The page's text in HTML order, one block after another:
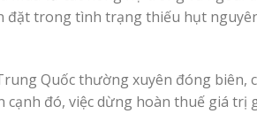
đặt trong tình trạng thiếu hụt
Quốc thường xuyên đóng
đó, việc dừng hoàn thuế giá trị